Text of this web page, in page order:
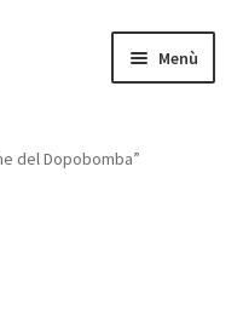
Menù
del Dopobomba”